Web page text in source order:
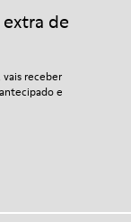
protegê-los e
do teu par,
.
de
vais receber
e